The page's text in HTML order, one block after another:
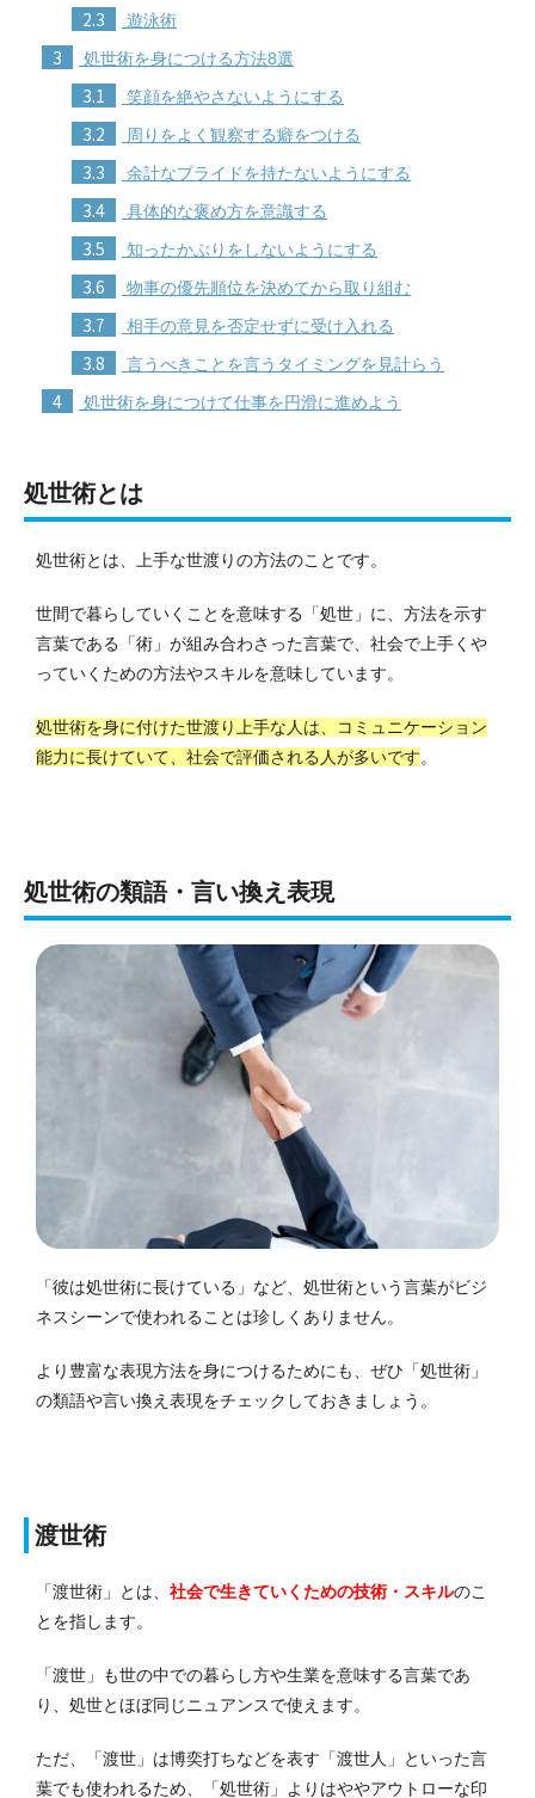
2.3 遊泳術
3 処世術を身につける方法8選
3.1 笑顔を絶やさないようにする
3.2 周りをよく観察する癖をつける
3.3 余計なプライドを持たないようにする
3.4 具体的な褒め方を意識する
3.5 知ったかぶりをしないようにする
3.6 物事の優先順位を決めてから取り組む
3.7 相手の意見を否定せずに受け入れる
3.8 言うべきことを言うタイミングを見計らう
4 処世術を身につけて仕事を円滑に進めよう
処世術とは
処世術とは、上手な世渡りの方法のことです。
世間で暮らしていくことを意味する「処世」に、方法を示す
言葉である「術」が組み合わさった言葉で、社会で上手くや
っていくための方法やスキルを意味しています。
処世術を身に付けた世渡り上手な人は、コミュニケーション
能力に長けていて、社会で評価される人が多いです。
処世術の類語・言い換え表現
「彼は処世術に長けている」など、処世術という言葉がビジ
ネスシーンで使われることは珍しくありません。
より豊富な表現方法を身につけるためにも、ぜひ「処世術」
の類語や言い換え表現をチェックしておきましょう。
渡世術
「渡世術」とは、 社会で生きていくための技術・スキルのこ
とを指します。
「渡世」も世の中での暮らし方や生業を意味する言葉であ
り、処世とほぼ同じニュアンスで使えます。
ただ、「渡世」は博奕打ちなどを表す「渡世人」といった言
葉でも使われるため、「処世術」よりはややアウトローな印